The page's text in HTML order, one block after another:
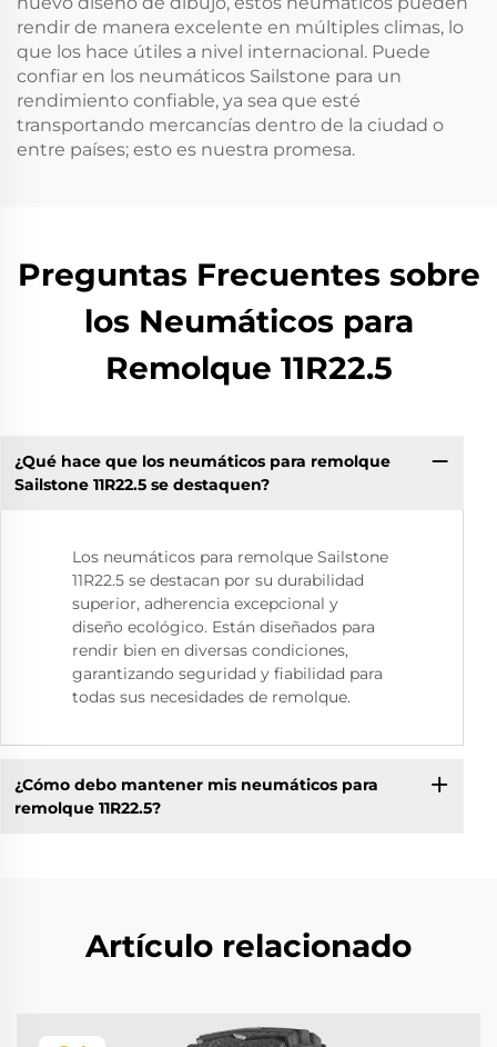
rendir de manera excelente en múltiples climas, lo
que los hace útiles a nivel internacional. Puede
confiar en los neumáticos Sailstone para un
rendimiento confiable, ya sea que esté
transportando mercancías dentro de la ciudad o
entre países; esto es nuestra promesa.
Preguntas Frecuentes sobre
los Neumáticos para
Remolque 11R22.5
¿Qué hace que los neumáticos para remolque
Sailstone 11R22.5 se destaquen?
Los neumáticos para remolque Sailstone
11R22.5 se destacan por su durabilidad
superior, adherencia excepcional y
diseño ecológico. Están diseñados para
rendir bien en diversas condiciones,
garantizando seguridad y fiabilidad para
todas sus necesidades de remolque.
¿Cómo debo mantener mis neumáticos para
remolque 11R22.5?
Artículo relacionado